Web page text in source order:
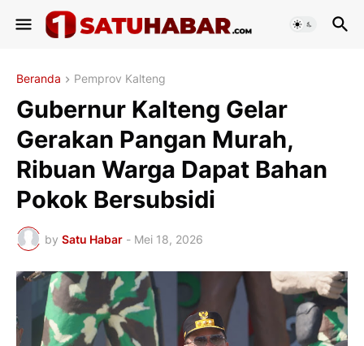
Beranda Pemprov Kalteng
Gubernur Kalteng Gelar
Gerakan Pangan Murah,
Ribuan Warga Dapat Bahan
Pokok Bersubsidi
by Satu Habar - Mei 18, 2026